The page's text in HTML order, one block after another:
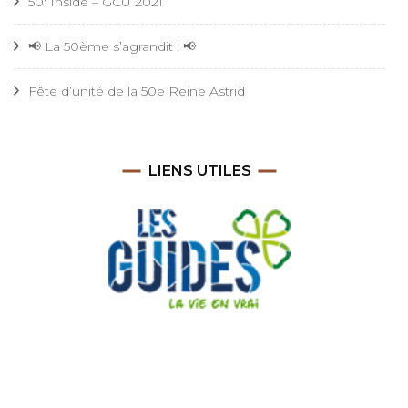
📢 La 50ème s’agrandit ! 📢
Fête d’unité de la 50e Reine Astrid
LIENS UTILES